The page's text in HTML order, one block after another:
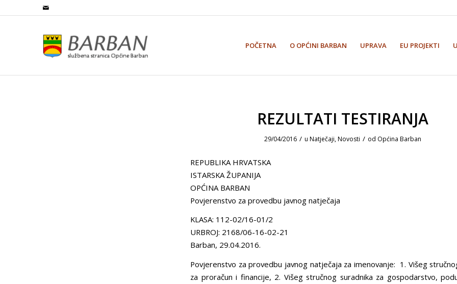
POČETNA O OPĆINI BARBAN UPRAVA EU PROJEKTI
REZULTATI TESTIRANJA
29/04/2016 / u Natječaji,Novosti / od Općina Barban
REPUBLIKA HRVATSKA
ISTARSKA ŽUPANIJA
OPĆINA BARBAN
Povjerenstvo za provedbu javnog natječaja
KLASA: 112-02/16-01/2
URBROJ: 2168/06-16-02-21
Barban, 29.04.2016.
Povjerenstvo za provedbu javnog natječaja za imenovanje: 1. Višeg
za proračun i financije, 2. Višeg stručnog suradnika za gospodarstvo,